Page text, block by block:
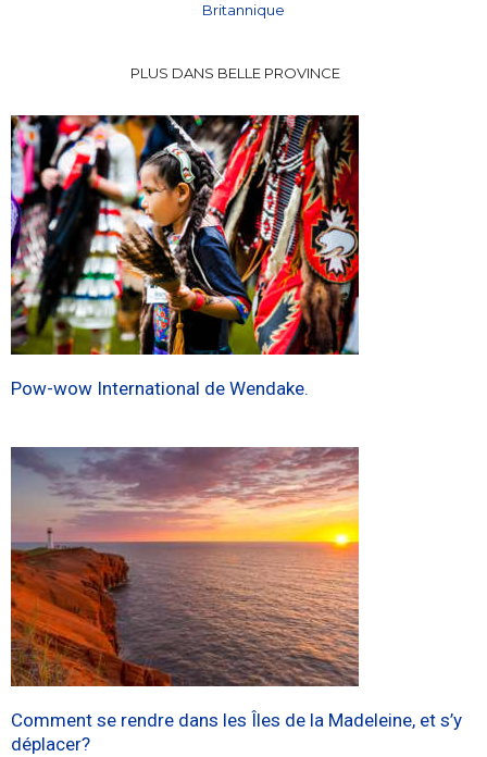
Britannique
PLUS DANS BELLE PROVINCE
Pow-wow International de Wendake.
Comment se rendre dans les Îles de la Madeleine, et s’y
déplacer?